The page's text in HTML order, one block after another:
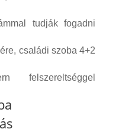
tudják fogadni
családi szoba 4+2
felszereltséggel